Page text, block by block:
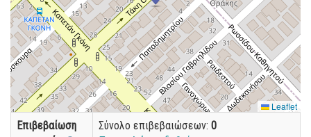
Leaflet
Επιβεβαίωση
Σύνολο επιβεβαιώσεων: 0